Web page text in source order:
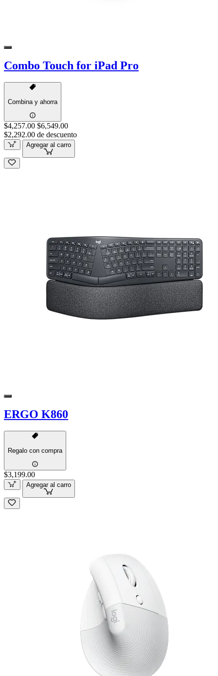
Combo Touch for iPad Pro
Combina y ahorra
$4,257.00 $6,549.00
$2,292.00 de descuento
Agregar al carro
ERGO K860
Regalo con compra
$3,199.00
Agregar al carro